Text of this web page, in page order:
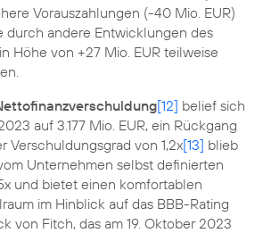
Vorauszahlungen (-40 Mio. EUR)
durch andere Entwicklungen des
Höhe von +27 Mio. EUR teilweise
[12] belief sich
auf 3.177 Mio. EUR, ein Rückgang
Verschuldungsgrad von 1,2x[13] blieb
Unternehmen selbst definierten
und bietet einen komfortablen
im Hinblick auf das BBB-Rating
von Fitch, das am 19. Oktober 2023